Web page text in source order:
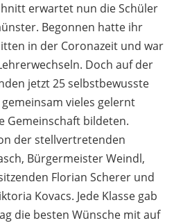
erwartet nun die Schüler
Begonnen hatte ihr
in der Coronazeit und war
Doch auf der
jetzt 25 selbstbewusste
vieles gelernt
Gemeinschaft bildeten.
der stellvertretenden
Bürgermeister Weindl,
Florian Scherer und
Kovacs. Jede Klasse gab
die besten Wünsche mit auf